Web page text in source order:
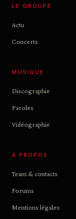
LE GROUPE
Actu
Concerts
MUSIQUE
Discographie
Paroles
Vidéographie
À PROPOS
Team & contacts
Forums
Mentions légales